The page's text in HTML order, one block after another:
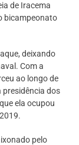
de Iracema
bicampeonato
deixando
Com a
ao longo de
presidência dos
ela ocupou
pelo